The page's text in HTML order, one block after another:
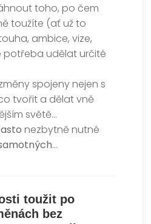
toho, po čem
toužíte (ať už to
ambice, vize,
potřeba udělat určité
spojeny nejen s
tvořit a dělat vně
světě…
nezbytně nutné
…
toužit po
bez